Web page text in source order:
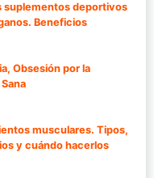
suplementos deportivos
Beneficios
Obsesión por la
musculares. Tipos,
y cuándo hacerlos